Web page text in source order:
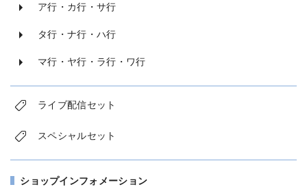
ア行・カ行・サ行
タ行・ナ行・ハ行
マ行・ヤ行・ラ行・ワ行
ライブ配信セット
スペシャルセット
ショップインフォメーション